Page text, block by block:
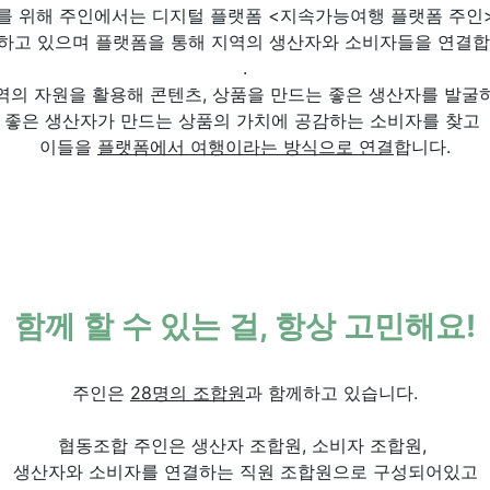
위해 주인에서는 디지털 플랫폼 <지속가능여행 플랫폼 주인
고 있으며 플랫폼을 통해 지역의 생산자와 소비자들을 연결
.
의 자원을 활용해 콘텐츠, 상품을 만드는 좋은 생산자를 발굴
좋은 생산자가 만드는 상품의 가치에 공감하는 소비자를 찾고
이들을 플랫폼에서 여행이라는 방식으로 연결합니다.
함께 할 수 있는 걸, 항상 고민해요!
주인은 28명의 조합원과 함께하고 있습니다.
협동조합 주인은 생산자 조합원, 소비자 조합원,
생산자와 소비자를 연결하는 직원 조합원으로 구성되어있고